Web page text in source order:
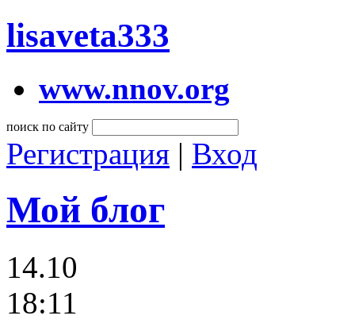
lisaveta333
www.nnov.org
поиск по сайту
Регистрация | Вход
Мой блог
14.10
18:11